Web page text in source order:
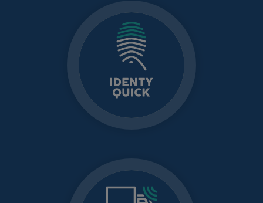
IDENTY QUICK
playeros